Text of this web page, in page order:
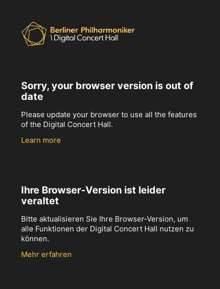
Sorry, your browser version is out of
date
Please update your browser to use all the features
of the Digital Concert Hall.
Learn more
Ihre Browser-Version ist leider
veraltet
Bitte aktualisieren Sie Ihre Browser-Version, um
alle Funktionen der Digital Concert Hall nutzen zu
können.
Mehr erfahren